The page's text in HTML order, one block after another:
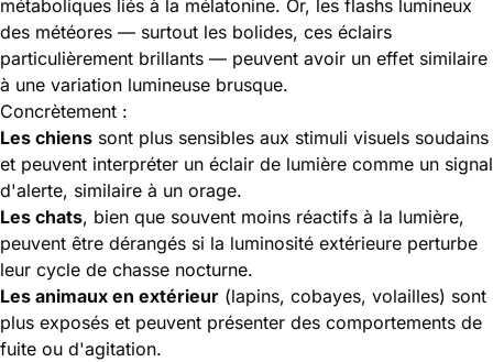
métaboliques liés à la mélatonine. Or, les flashs lumineux
des météores — surtout les bolides, ces éclairs
particulièrement brillants — peuvent avoir un effet similaire
à une variation lumineuse brusque.
Concrètement :
Les chiens sont plus sensibles aux stimuli visuels soudains
et peuvent interpréter un éclair de lumière comme un signal
d'alerte, similaire à un orage.
Les chats, bien que souvent moins réactifs à la lumière,
peuvent être dérangés si la luminosité extérieure perturbe
leur cycle de chasse nocturne.
Les animaux en extérieur (lapins, cobayes, volailles) sont
plus exposés et peuvent présenter des comportements de
fuite ou d'agitation.